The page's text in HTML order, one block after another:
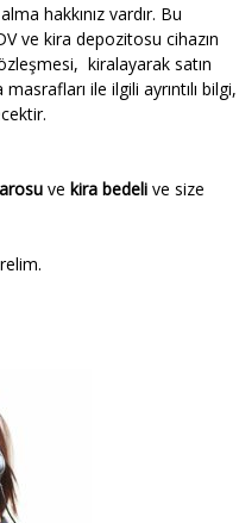
hakkınız vardır. Bu
ve kira depozitosu cihazın
kiralayarak satın
ile ilgili ayrıntılı bilgi,
ve kira bedeli ve size